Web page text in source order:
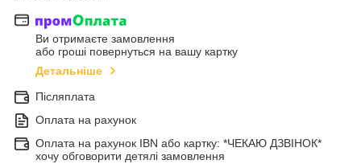
Ви отримаєте замовлення
або гроші повернуться на вашу картку
Детальніше
Післяплата
Оплата на рахунок
Оплата на рахунок IBN або картку: *ЧЕКАЮ ДЗВІНОК*
хочу обговорити детялі замовлення